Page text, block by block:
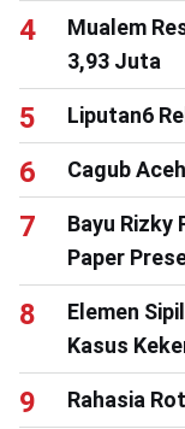
Mualem
3,93 Juta
Liputan6
Cagub
Bayu Rizky
Paper
Elemen
Kasus
Rahasia